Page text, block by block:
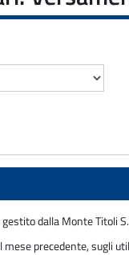
dalla Monte Titoli
precedente, sugli